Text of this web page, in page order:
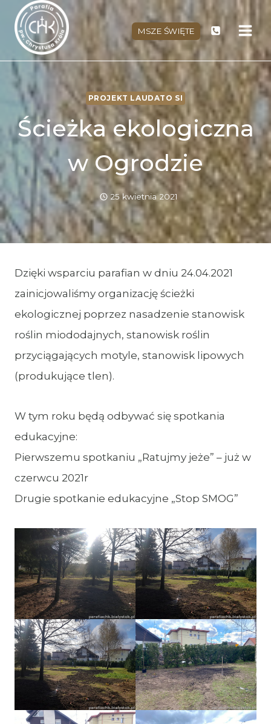
Przejdź
treści
MSZE ŚWIĘTE
PROJEKT LAUDATO SI
Ścieżka ekologiczna
w Ogrodzie
25 kwietnia 2021
Dzięki wsparciu parafian w dniu 24.04.2021
zainicjowaliśmy organizację ścieżki
ekologicznej poprzez nasadzenie stanowisk
roślin miododajnych, stanowisk roślin
przyciągających motyle, stanowisk lipowych
(produkujące tlen).
W tym roku będą odbywać się spotkania
edukacyjne:
Pierwszemu spotkaniu „Ratujmy jeże” – już w
czerwcu 2021r
Drugie spotkanie edukacyjne „Stop SMOG”